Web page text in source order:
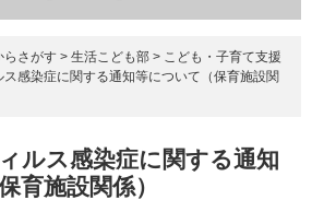
象
らさがす > 生活こども部 > こども・子育て支援
ス感染症に関する通知等について（保育施設関
ルス感染症に関する通知
育施設関係）